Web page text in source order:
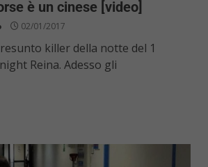
è un cinese [video]
02/01/2017
killer della notte del 1
Reina. Adesso gli